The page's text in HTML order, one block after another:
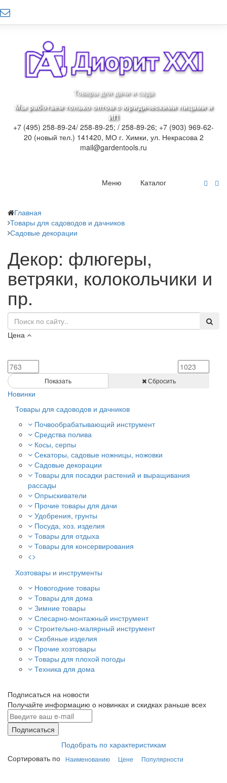
Товары для дачи и сада
Мы работаем только оптом с юридическими лицами и
ИП
+7 (495) 258-89-24/ 258-89-25; / 258-89-26; +7 (903) 969-62-
20 (новый тел.) 141420, МО г. Химки, ул. Некрасова 2
mail@gardentools.ru
Каталог
Меню
Главная
Товары для садоводов и дачников
Садовые декорации
Декор: флюгеры,
ветряки, колокольчики и
пр.
Цена
Показать Сбросить
Новинки
Товары для садоводов и дачников
Почвообрабатывающий инструмент
Средства полива
Косы, серпы
Секаторы, садовые ножницы, ножовки
Садовые декорации
Товары для посадки растений и выращивания
рассады
Опрыскиватели
Прочие товары для дачи
Удобрения, грунты
Посуда, хоз. изделия
Товары для отдыха
Товары для консервирования
<>
Хозтовары и инструменты
Новогодние товары
Товары для дома
Зимние товары
Слесарно-монтажный инструмент
Строительно-малярный инструмент
Скобяные изделия
Прочие хозтовары
Товары для плохой погоды
Техника для дома
Подписаться на новости
Получайте информацию о новинках и скидках раньше всех
Подписаться
Подобрать по характеристикам
Сортировать по
Наименованию Цене Популярности